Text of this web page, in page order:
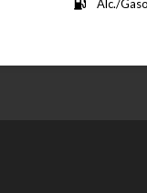
Álc./